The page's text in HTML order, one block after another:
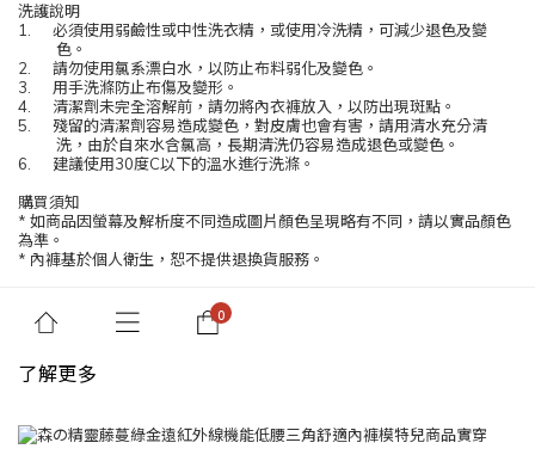
洗護說明
1.
必須使用弱鹼性或中性洗衣精，或使用冷洗精，可減少退色及變
色。
2.
請勿使用氯系漂白水，以防止布料弱化及變色。
3.
用手洗滌防止布傷及變形。
4.
清潔劑未完全溶解前，請勿將內衣褲放入，以防出現斑點。
5.
殘留的清潔劑容易造成變色，對皮膚也會有害，請用清水充分清
洗，由於自來水含氯高，長期清洗仍容易造成退色或變色。
6.
建議使用30度C以下的溫水進行洗滌。
購買須知
* 如商品因螢幕及解析度不同造成圖片顏色呈現略有不同，請以實品顏色
為準。
* 內褲基於個人衛生，恕不提供退換貨服務。
了解更多